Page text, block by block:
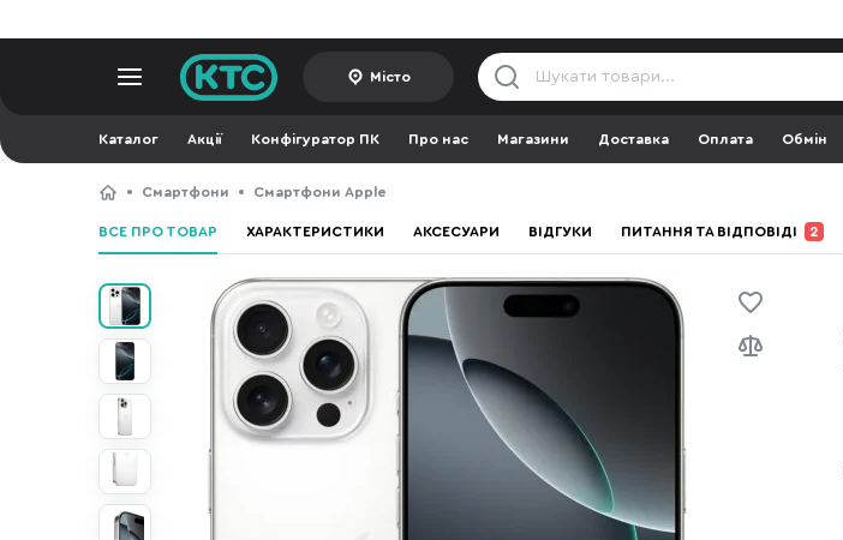
Місто
Каталог Акції Конфігуратор ПК Про нас Магазини Доставка Оплата Обмін
Смартфони Смартфони Apple
ВСЕ ПРО ТОВАР ХАРАКТЕРИСТИКИ АКСЕСУАРИ ВІДГУКИ ПИТАННЯ ТА ВІДПОВІДІ 2